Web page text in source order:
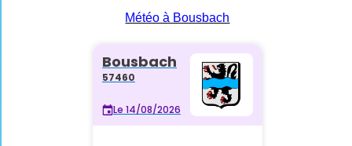
Météo à Bousbach